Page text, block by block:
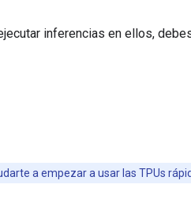
inferencias en ellos,
a empezar a usar las TPUs